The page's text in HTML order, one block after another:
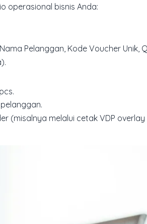
operasional bisnis Anda:
Pelanggan, Kode Voucher Unik,
(misalnya melalui cetak VDP